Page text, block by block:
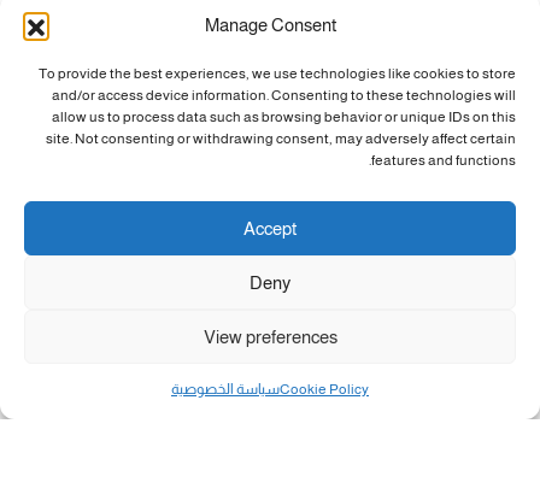
Manage Consent
To provide the best experiences, we use technologies like cookies to store
and/or access device information. Consenting to these technologies will
allow us to process data such as browsing behavior or unique IDs on this
site. Not consenting or withdrawing consent, may adversely affect certain
features and functions.
Accept
Deny
View preferences
Cookie Policyسياسة الخصوصية مال و أعمال